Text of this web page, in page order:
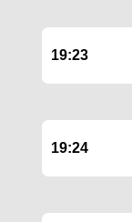
19:23
19:24